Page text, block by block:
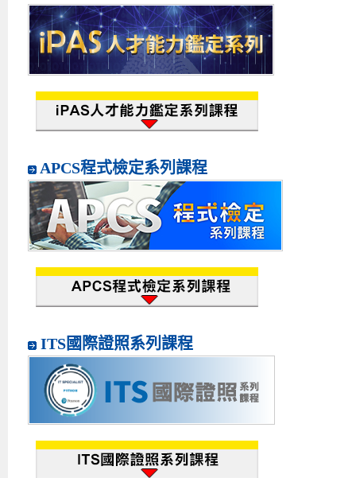
APCS程式檢定系列課程
ITS國際證照系列課程